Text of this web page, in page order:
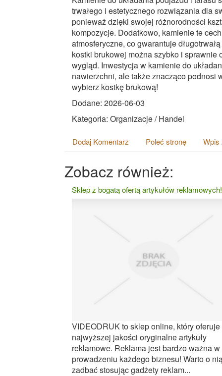
trwałego i estetycznego rozwiązania dla
ponieważ dzięki swojej różnorodności
kompozycje. Dodatkowo, kamienie te
atmosferyczne, co gwarantuje
kostki brukowej można szybko i
wygląd. Inwestycja w kamienie do
nawierzchni, ale także znacząco podnosi
wybierz kostkę brukową!
Dodane: 2026-06-03
Kategoria: Organizacje / Handel
Dodaj Komentarz Poleć stronę Wpis
Zobacz również:
Sklep z bogatą ofertą artykułów reklamowych!
VIDEODRUK to sklep online, który oferuje
najwyższej jakości oryginalne artykuły
reklamowe. Reklama jest bardzo ważna w
prowadzeniu każdego biznesu! Warto o
zadbać stosując gadżety reklam...